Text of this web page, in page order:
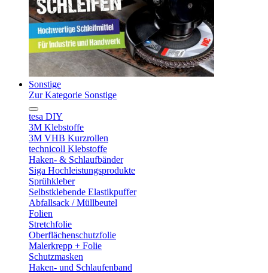
Sonstige
Zur Kategorie Sonstige
tesa DIY
3M Klebstoffe
3M VHB Kurzrollen
technicoll Klebstoffe
Haken- & Schlaufbänder
Siga Hochleistungsprodukte
Sprühkleber
Selbstklebende Elastikpuffer
Abfallsack / Müllbeutel
Folien
Stretchfolie
Oberflächenschutzfolie
Malerkrepp + Folie
Schutzmasken
Haken- und Schlaufenband